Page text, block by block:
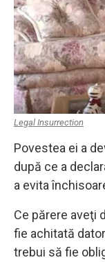
Legal Insurrection
Povestea ei a
după ce a
a evita
Ce părere aveţi
fie achitată
trebui să fie